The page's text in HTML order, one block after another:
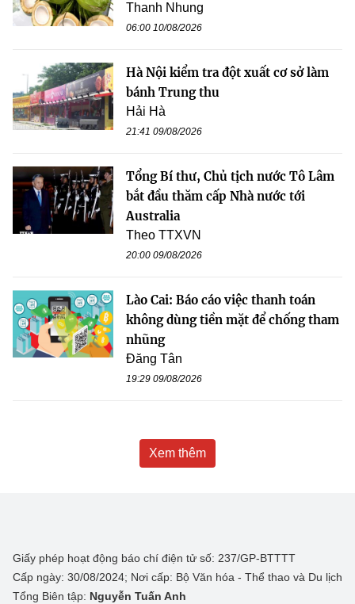
Thanh Nhung
06:00 10/08/2026
Hà Nội kiểm tra đột xuất cơ sở làm
bánh Trung thu
Hải Hà
21:41 09/08/2026
Tổng Bí thư, Chủ tịch nước Tô Lâm
bắt đầu thăm cấp Nhà nước tới
Australia
Theo TTXVN
20:00 09/08/2026
Lào Cai: Báo cáo việc thanh toán
không dùng tiền mặt để chống tham
nhũng
Đăng Tân
19:29 09/08/2026
Xem thêm
Giấy phép hoạt động báo chí điện tử số: 237/GP-BTTTT
Cấp ngày: 30/08/2024; Nơi cấp: Bộ Văn hóa - Thể thao và Du lịch
Tổng Biên tập: Nguyễn Tuấn Anh